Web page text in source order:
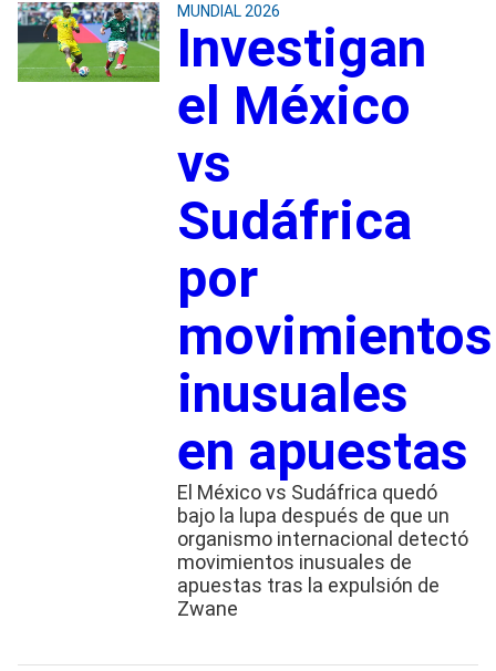
MUNDIAL 2026
Investigan
el México
vs
Sudáfrica
por
movimientos
inusuales
en apuestas
El México vs Sudáfrica quedó
bajo la lupa después de que un
organismo internacional detectó
movimientos inusuales de
apuestas tras la expulsión de
Zwane